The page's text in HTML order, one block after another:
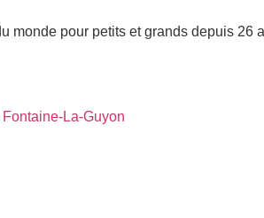
monde pour petits et grands depuis 26